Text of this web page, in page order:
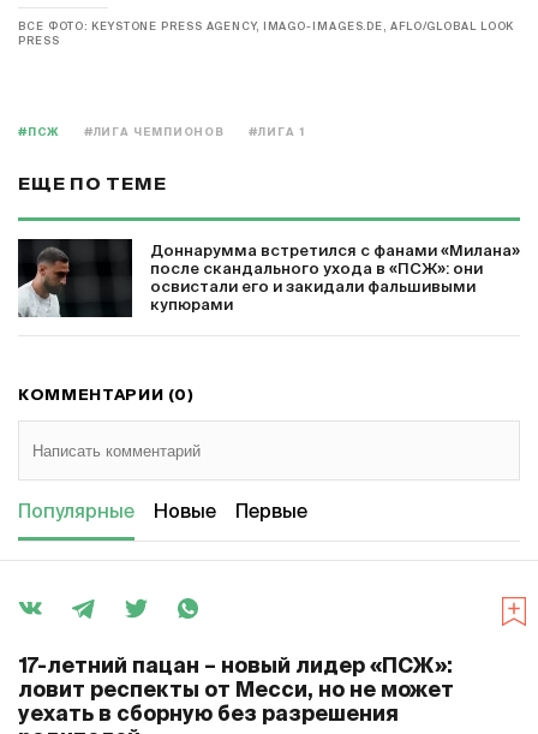
ВСЕ ФОТО: KEYSTONE PRESS AGENCY, IMAGO-IMAGES.DE, AFLO/GLOBAL LOOK
PRESS
#ПСЖ #ЛИГА ЧЕМПИОНОВ #ЛИГА 1
ЕЩЕ ПО ТЕМЕ
Доннарумма встретился с фанами «Милана»
после скандального ухода в «ПСЖ»: они
освистали его и закидали фальшивыми
купюрами
КОММЕНТАРИИ (0)
Популярные Новые Первые
17-летний пацан – новый лидер «ПСЖ»:
ловит респекты от Месси, но не может
уехать в сборную без разрешения